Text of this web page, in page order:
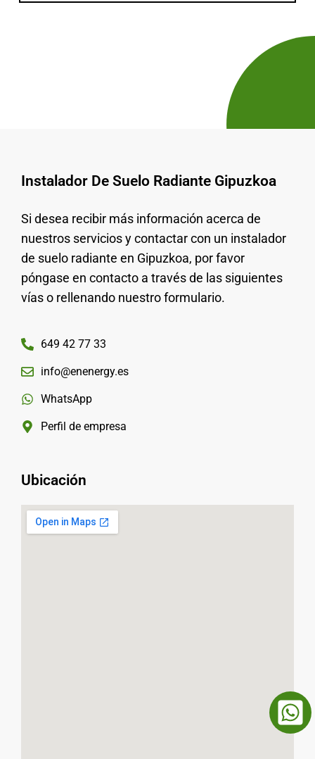
Instalador De Suelo Radiante Gipuzkoa
Si desea recibir más información acerca de
nuestros servicios y contactar con un instalador
de suelo radiante en Gipuzkoa, por favor
póngase en contacto a través de las siguientes
vías o rellenando nuestro formulario.
649 42 77 33
info@enenergy.es
WhatsApp
Perfil de empresa
Ubicación